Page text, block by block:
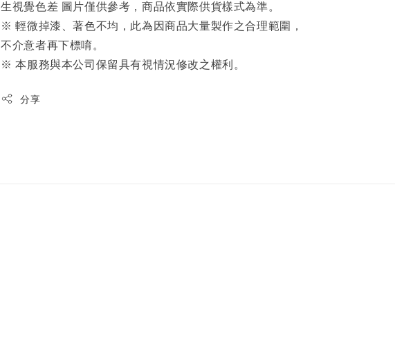
生視覺色差 圖片僅供參考，商品依實際供貨樣式為準。
※ 輕微掉漆、著色不均，此為因商品大量製作之合理範圍，
不介意者再下標唷。
※ 本服務與本公司保留具有視情況修改之權利。
分享